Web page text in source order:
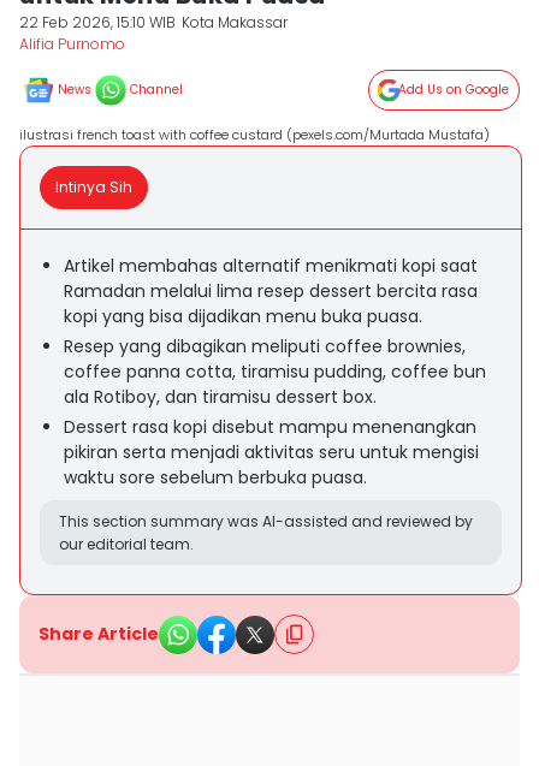
22 Feb 2026, 15:10 WIB Kota Makassar
Alifia Purnomo
News Channel Add Us on Google
ilustrasi french toast with coffee custard (pexels.com/Murtada Mustafa)
Intinya Sih
Artikel membahas alternatif menikmati kopi saat
Ramadan melalui lima resep dessert bercita rasa
kopi yang bisa dijadikan menu buka puasa.
Resep yang dibagikan meliputi coffee brownies,
coffee panna cotta, tiramisu pudding, coffee bun
ala Rotiboy, dan tiramisu dessert box.
Dessert rasa kopi disebut mampu menenangkan
pikiran serta menjadi aktivitas seru untuk mengisi
waktu sore sebelum berbuka puasa.
This section summary was AI-assisted and reviewed by
our editorial team.
Share Article